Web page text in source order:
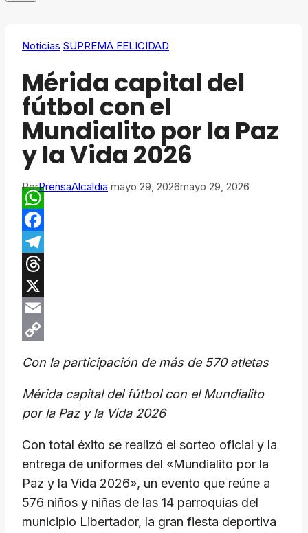
Noticias SUPREMA FELICIDAD
Mérida capital del
fútbol con el
Mundialito por la Paz
y la Vida 2026
PorPrensaAlcaldia mayo 29, 2026mayo 29, 2026
WhatsApp
Facebook
Telegram
Threads
X
Email
Con la participación de más de 570 atletas
Mérida capital del fútbol con el Mundialito
por la Paz y la Vida 2026
Con total éxito se realizó el sorteo oficial y la
entrega de uniformes del «Mundialito por la
Paz y la Vida 2026», un evento que reúne a
576 niños y niñas de las 14 parroquias del
municipio Libertador, la gran fiesta deportiva